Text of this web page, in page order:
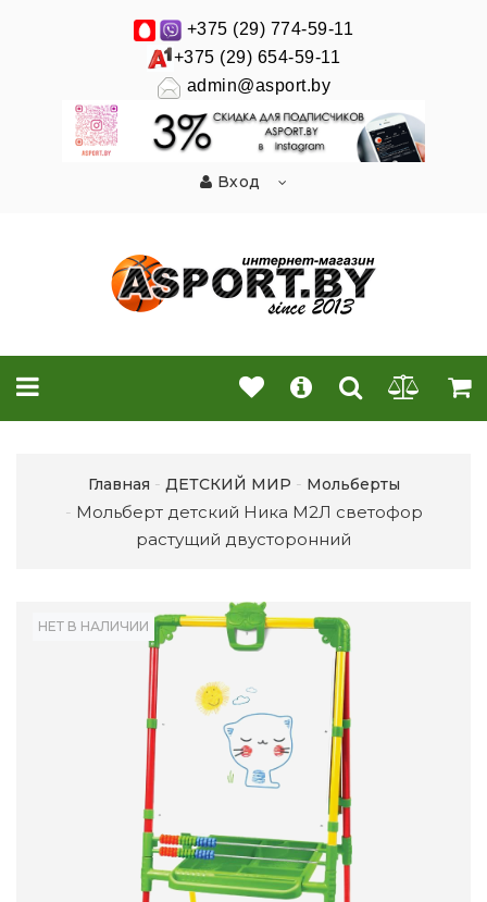
+375 (29) 774-59-11
+375 (29) 654-59-11
admin@asport.by
Вход
Главная ДЕТСКИЙ МИР Мольберты
Мольберт детский Ника М2Л светофор
растущий двусторонний
НЕТ В НАЛИЧИИ